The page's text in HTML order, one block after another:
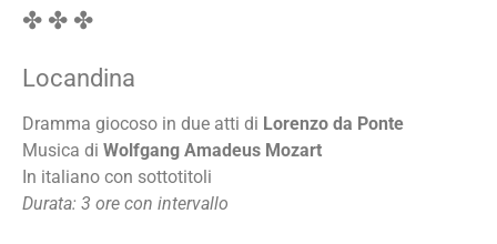
✤ ✤ ✤
Locandina
Dramma giocoso in due atti di Lorenzo da Ponte
Musica di Wolfgang Amadeus Mozart
In italiano con sottotitoli
Durata: 3 ore con intervallo